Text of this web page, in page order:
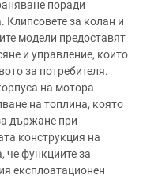
поради
Клипсовете за колан и
модели предоставят
и управление, които
за потребителя.
на мотора
на топлина, която
държане при
конструкция на
че функциите за
експлоатационен